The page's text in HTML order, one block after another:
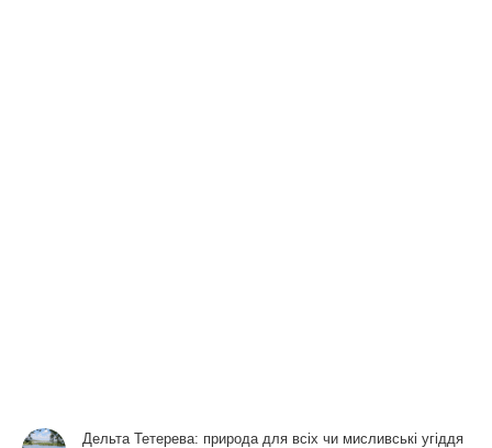
Дельта Тетерева: природа для всіх чи мисливські угіддя